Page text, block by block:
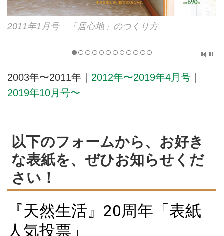
2011年1月号 「居心地」のつくり方
2003年〜2011年｜ 2012年〜2019年4月号
2019年10月号〜
以下のフォームから、お好き
な表紙を、ぜひお知らせくだ
さい！